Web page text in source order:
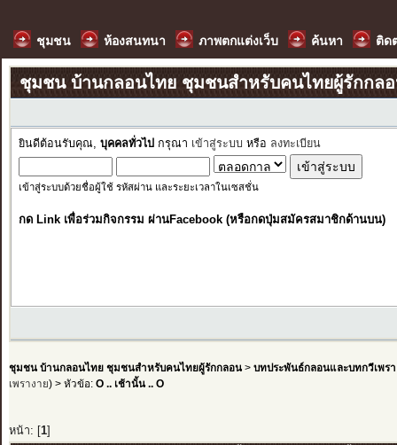
ชุมชน ห้องสนทนา ภาพตกแต่งเว็บ ค้นหา ติด
ชุมชน บ้านกลอนไทย ชุมชนสำหรับคนไทยผู้รักกล
ยินดีต้อนรับคุณ, บุคคลทั่วไป กรุณา เข้าสู่ระบบ หรือ ลงทะเบียน
เข้าสู่ระบบด้วยชื่อผู้ใช้ รหัสผ่าน และระยะเวลาในเซสชั่น
กด Link เพื่อร่วมกิจกรรม ผ่านFacebook (หรือกดปุ่มสมัครสมาชิกด้านบน)
ชุมชน บ้านกลอนไทย ชุมชนสำหรับคนไทยผู้รักกลอน> บทประพันธ์กลอนและบทกวีเพรา
เพรางาย) > หัวข้อ: O .. เช้านั้น .. O
หน้า: [ 1]